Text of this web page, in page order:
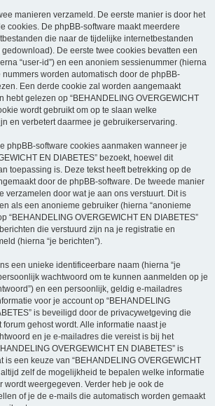
manieren verzameld. De eerste manier is door het
cookies. De phpBB-software maakt meerdere
die naar de tijdelijke internetbestanden
De eerste twee cookies bevatten een
“user-id”) en een anoniem sessienummer (hierna
nummers worden automatisch door de phpBB-
Een derde cookie zal worden aangemaakt
hebt gelezen op “BEHANDELING OVERGEWICHT
wordt gebruikt om op te slaan welke
en verbetert daarmee je gebruikerservaring.
phpBB-software cookies aanmaken wanneer je
EN DIABETES” bezoekt, hoewel dit
toepassing is. Deze tekst heeft betrekking op de
door de phpBB-software. De tweede manier
verzamelen door wat je aan ons verstuurt. Dit is
als een anonieme gebruiker (hierna “anonieme
“BEHANDELING OVERGEWICHT EN DIABETES”
die verstuurd zijn na je registratie en
(hierna “je berichten”).
een unieke identificeerbare naam (hierna “je
wachtwoord om te kunnen aanmelden op je
en een persoonlijk, geldig e-mailadres
voor je account op “BEHANDELING
is beveiligd door de privacywetgeving die
gehost wordt. Alle informatie naast je
en je e-mailadres die vereist is bij het
OVERGEWICHT EN DIABETES” is
is een keuze van “BEHANDELING OVERGEWICHT
altijd zelf de mogelijkheid te bepalen welke informatie
wordt weergegeven. Verder heb je ook de
of je de e-mails die automatisch worden gemaakt